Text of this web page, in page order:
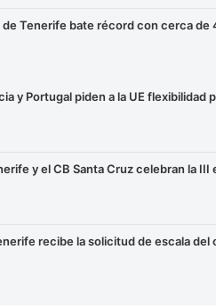
de Tenerife bate récord con cerca de
y Portugal piden a la UE flexibilidad
y el CB Santa Cruz celebran la
recibe la solicitud de escala